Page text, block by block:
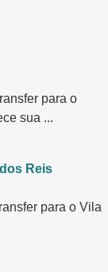
para o
sua ...
para o Vila